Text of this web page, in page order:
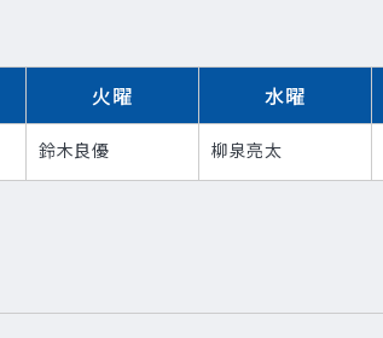
火曜 水曜
鈴木良優 柳泉亮太